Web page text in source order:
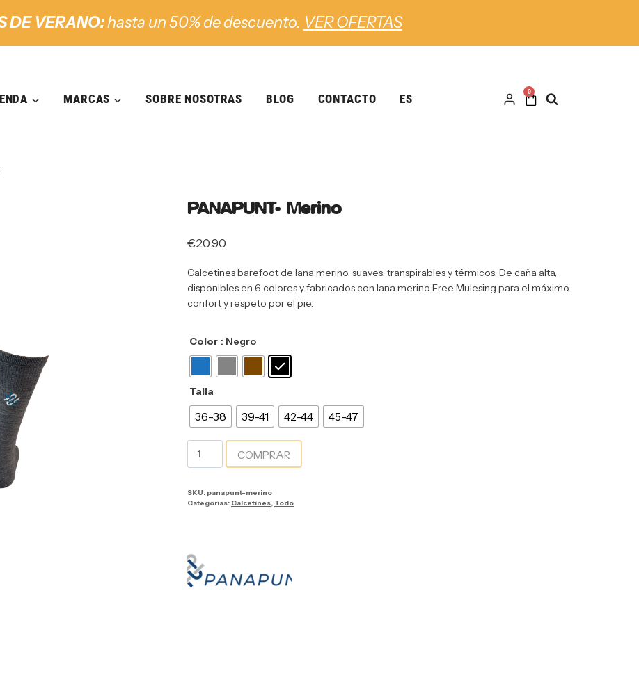
DE VERANO:hasta un 50% de descuento. VER OFERTAS
MARCAS SOBRE NOSOTRAS BLOG CONTACTO ES
0
PANAPUNT- Merino
€20.90
Calcetines barefoot de lana merino, suaves, transpirables y térmicos. De caña alta,
disponibles en 6 colores y fabricados con lana merino Free Mulesing para el máximo
confort y respeto por el pie.
Color : Negro
Talla
36-38 39-41 42-44 45-47
COMPRAR
SKU: panapunt-merino
Categorías: Calcetines Todo